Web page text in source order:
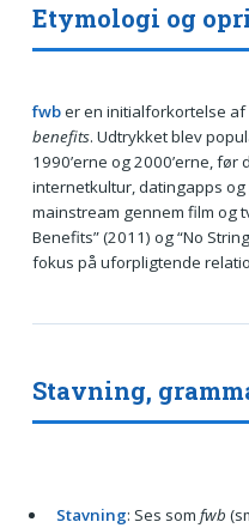
Etymologi og
fwber en initialforkortelse
benefits. Udtrykket blev
1990’erne og 2000’erne,
internetkultur, datingapps
mainstream gennem film og
Benefits” (2011) og “No
fokus på uforpligtende
Stavning,
Stavning: Ses som fwb